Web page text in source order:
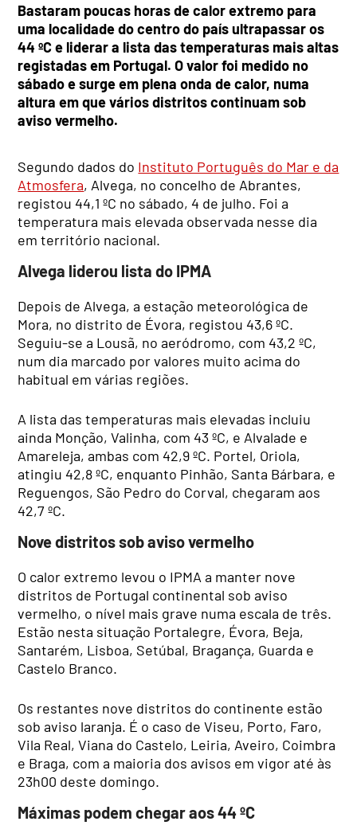
Bastaram poucas horas de calor extremo para
uma localidade do centro do país ultrapassar os
44 ºC e liderar a lista das temperaturas mais altas
registadas em Portugal. O valor foi medido no
sábado e surge em plena onda de calor, numa
altura em que vários distritos continuam sob
aviso vermelho.
Segundo dados do Instituto Português do Mar e da
Atmosfera, Alvega, no concelho de Abrantes,
registou 44,1 ºC no sábado, 4 de julho. Foi a
temperatura mais elevada observada nesse dia
em território nacional.
Alvega liderou lista do IPMA
Depois de Alvega, a estação meteorológica de
Mora, no distrito de Évora, registou 43,6 ºC.
Seguiu-se a Lousã, no aeródromo, com 43,2 ºC,
num dia marcado por valores muito acima do
habitual em várias regiões.
A lista das temperaturas mais elevadas incluiu
ainda Monção, Valinha, com 43 ºC, e Alvalade e
Amareleja, ambas com 42,9 ºC. Portel, Oriola,
atingiu 42,8 ºC, enquanto Pinhão, Santa Bárbara, e
Reguengos, São Pedro do Corval, chegaram aos
42,7 ºC.
Nove distritos sob aviso vermelho
O calor extremo levou o IPMA a manter nove
distritos de Portugal continental sob aviso
vermelho, o nível mais grave numa escala de três.
Estão nesta situação Portalegre, Évora, Beja,
Santarém, Lisboa, Setúbal, Bragança, Guarda e
Castelo Branco.
Os restantes nove distritos do continente estão
sob aviso laranja. É o caso de Viseu, Porto, Faro,
Vila Real, Viana do Castelo, Leiria, Aveiro, Coimbra
e Braga, com a maioria dos avisos em vigor até às
23h00 deste domingo.
Máximas podem chegar aos 44 ºC